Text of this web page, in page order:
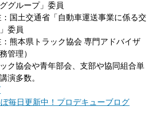
グループ」委員
国土交通省「自動車運送事業に係る交
委員
熊本県トラック協会 専門アドバイザ
管理）
ク協会や青年部会、支部や協同組合単
演多数。
毎日更新中！プロデキューブログ